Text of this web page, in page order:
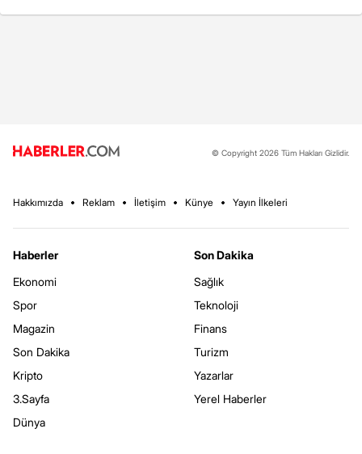
© Copyright 2026 Tüm Hakları Gizlidir.
Hakkımızda Reklam İletişim Künye Yayın İlkeleri
Haberler
Ekonomi
Spor
Magazin
Son Dakika
Kripto
3.Sayfa
Dünya
Son Dakika
Sağlık
Teknoloji
Finans
Turizm
Yazarlar
Yerel Haberler